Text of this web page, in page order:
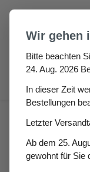
Zum Hauptinhalt
Haus
Wir gehen
Bitte beachten
24. Aug. 2026
In dieser Zeit
Bestellungen
Letzter
Ab dem 25.
gewohnt für Sie